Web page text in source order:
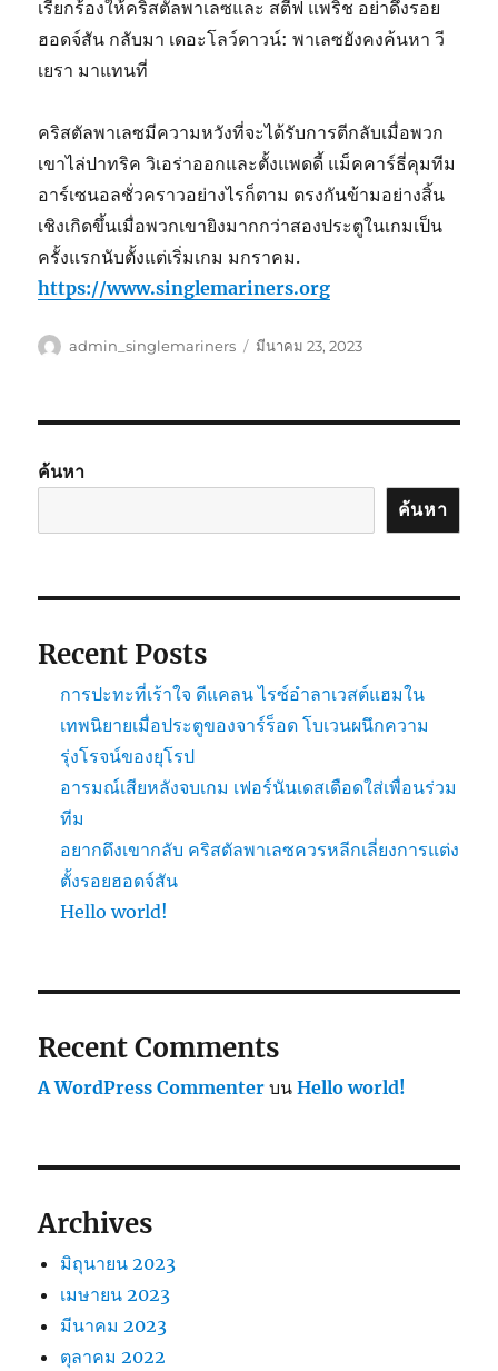
เรียกร้องให้คริสตัลพาเลซและ สตีฟ แพริช อย่าดึงรอย
ฮอดจ์สัน กลับมา เดอะโลว์ดาวน์: พาเลซยังคงค้นหา วี
เยรา มาแทนที่
คริสตัลพาเลซมีความหวังที่จะได้รับการตีกลับเมื่อพวก
เขาไล่ปาทริค วิเอร่าออกและตั้งแพดดี้ แม็คคาร์ธี่คุมทีม
อาร์เซนอลชั่วคราวอย่างไรก็ตาม ตรงกันข้ามอย่างสิ้น
เชิงเกิดขึ้นเมื่อพวกเขายิงมากกว่าสองประตูในเกมเป็น
ครั้งแรกนับตั้งแต่เริ่มเกม มกราคม.
https://www.singlemariners.org
ผู้
admin_singlemariners
เขียน
มีนาคม 23, 2023
ค้นหา
ค้นหา
Recent Posts
การปะทะที่เร้าใจ ดีแคลน ไรซ์อำลาเวสต์แฮมใน
เทพนิยายเมื่อประตูของจาร์ร็อด โบเวนผนึกความ
รุ่งโรจน์ของยุโรป
อารมณ์เสียหลังจบเกม เฟอร์นันเดสเดือดใส่เพื่อนร่วม
ทีม
อยากดึงเขากลับ คริสตัลพาเลซควรหลีกเลี่ยงการแต่ง
ตั้งรอยฮอดจ์สัน
Hello world!
Recent Comments
A WordPress Commenter บนHello world!
Archives
มิถุนายน 2023
เมษายน 2023
มีนาคม 2023
ตุลาคม 2022